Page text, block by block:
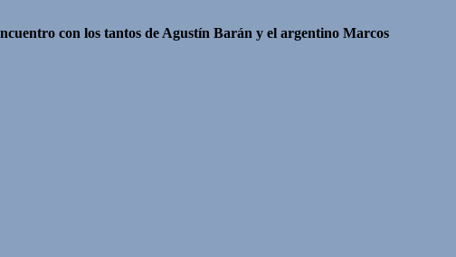
con los tantos de Agustín Barán y el argentino Marcos